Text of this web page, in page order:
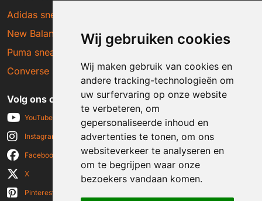
Wij gebruiken cookies
Wij maken gebruik van cookies en
andere tracking-technologieën om
uw surfervaring op onze website
te verbeteren, om
gepersonaliseerde inhoud en
advertenties te tonen, om ons
websiteverkeer te analyseren en
om te begrijpen waar onze
bezoekers vandaan komen.
Adidas sneakers
New Balance sneakers
Puma sneakers
Converse sneakers
Volg ons op social media
YouTube
Instagram
Facebook
X
Pinterest